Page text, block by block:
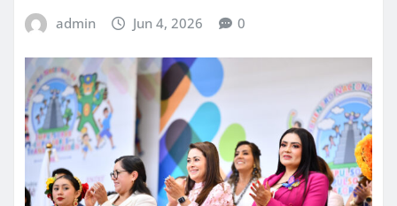
admin Jun 4, 2026 0